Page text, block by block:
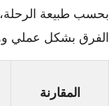
بحسب طبيعة
الفرق بشكل عملي
المقارنة